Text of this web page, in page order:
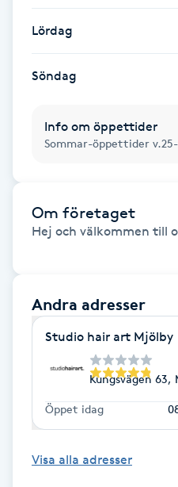
IR-massage
Kinesiologi
Kinesisk medicin
Kiropraktik
Klangmassage
Lördag
Söndag
Info om öppettider
Sommar-öppettider
Om företaget
Hej och välkommen till
Andra adresser
Studio hair art Mjölby
Kungsvägen 63,
Öppet idag
Visa alla adresser